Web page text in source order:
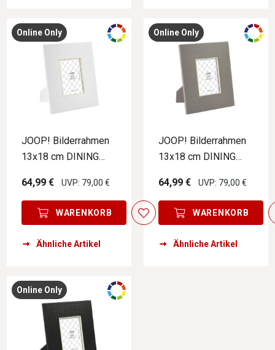
Online Only
JOOP! Bilderrahmen
13x18 cm DINING
64,99 €
UVP: 79,00 €
WARENKORB
Ähnliche Artikel
Online Only
JOOP! Bilderrahmen
13x18 cm DINING
64,99 €
UVP: 79,00 €
WARENKORB
Ähnliche Artikel
Online Only